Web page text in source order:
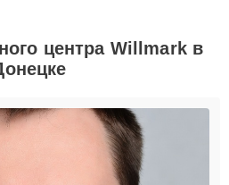
центра Willmark в